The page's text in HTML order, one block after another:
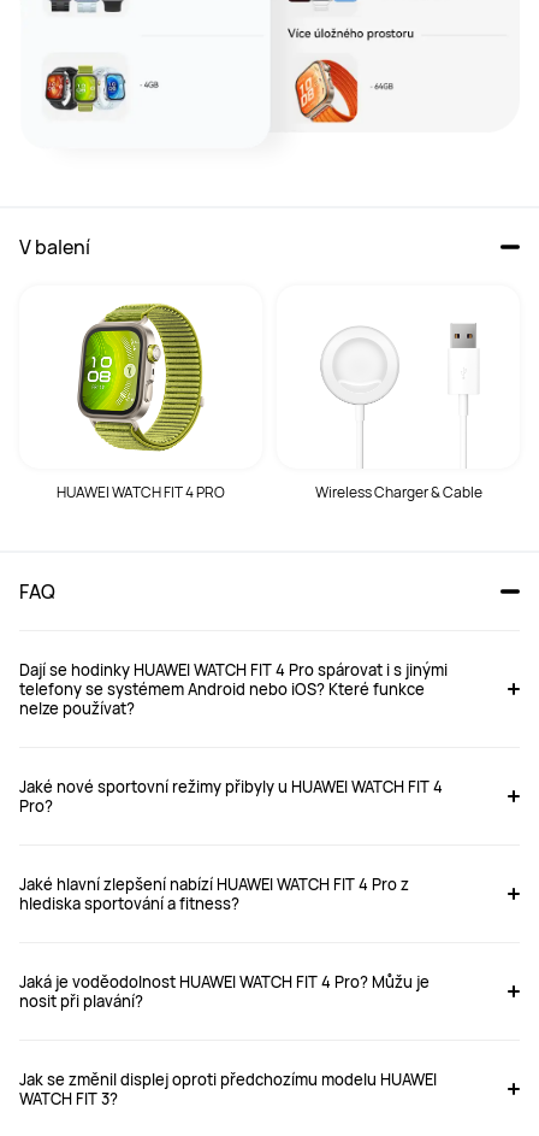
V balení
HUAWEI WATCH FIT 4 PRO Wireless Charger & Cable
FAQ
Dají se hodinky HUAWEI WATCH FIT 4 Pro spárovat i s jinými
telefony se systémem Android nebo iOS? Které funkce
nelze používat?
Jaké nové sportovní režimy přibyly u HUAWEI WATCH FIT 4
Pro?
Jaké hlavní zlepšení nabízí HUAWEI WATCH FIT 4 Pro z
hlediska sportování a fitness?
Jaká je voděodolnost HUAWEI WATCH FIT 4 Pro? Můžu je
nosit při plavání?
Jak se změnil displej oproti předchozímu modelu HUAWEI
WATCH FIT 3?